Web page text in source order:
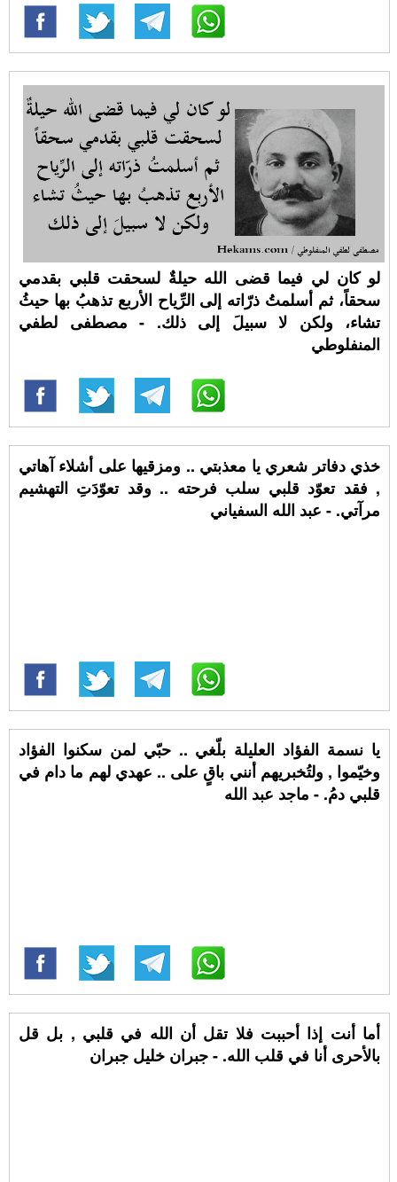
لو كان لي فيما قضى الله حيلةٌ لسحقت قلبي بقدمي
سحقاً، ثم أسلمتُ ذرّاته إلى الرِّياح الأربع تذهبُ بها حيثُ
تشاء، ولكن لا سبيلَ إلى ذلك. - مصطفى لطفي
المنفلوطي
خذي دفاتر شعري يا معذبتي .. ومزقيها على أشلاء آهاتي
, فقد تعوّد قلبي سلب فرحته .. وقد تعوّدَتِ التهشيم
مرآتي. - عبد الله السفياني
يا نسمة الفؤاد العليلة بلّغي .. حبّي لمن سكنوا الفؤاد
وخيّموا , ولتُخبريهم أنني باقٍ على .. عهدي لهم ما دام في
قلبي دمُ. - ماجد عبد الله
أما أنت إذا أحببت فلا تقل أن الله في قلبي , بل قل
بالأحرى أنا في قلب الله. - جبران خليل جبران